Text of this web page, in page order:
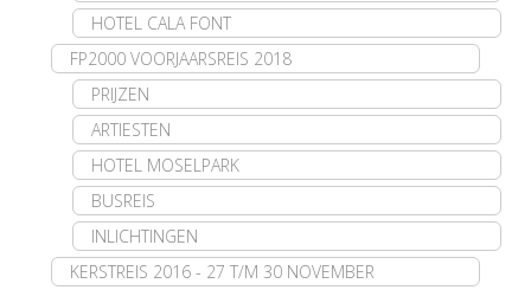
HOTEL CALA FONT
FP2000 VOORJAARSREIS 2018
PRIJZEN
ARTIESTEN
HOTEL MOSELPARK
BUSREIS
INLICHTINGEN
KERSTREIS 2016 - 27 T/M 30 NOVEMBER